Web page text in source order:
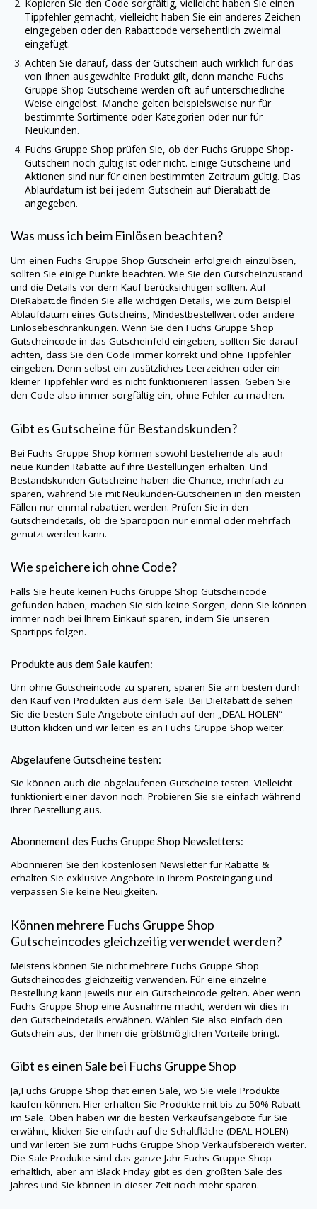
Kopieren Sie den Code sorgfältig, vielleicht haben Sie einen
Tippfehler gemacht, vielleicht haben Sie ein anderes Zeichen
eingegeben oder den Rabattcode versehentlich zweimal
eingefügt.
Achten Sie darauf, dass der Gutschein auch wirklich für das
von Ihnen ausgewählte Produkt gilt, denn manche Fuchs
Gruppe Shop Gutscheine werden oft auf unterschiedliche
Weise eingelöst. Manche gelten beispielsweise nur für
bestimmte Sortimente oder Kategorien oder nur für
Neukunden.
Fuchs Gruppe Shop prüfen Sie, ob der Fuchs Gruppe Shop-
Gutschein noch gültig ist oder nicht. Einige Gutscheine und
Aktionen sind nur für einen bestimmten Zeitraum gültig. Das
Ablaufdatum ist bei jedem Gutschein aufDierabatt.de
angegeben.
Was muss ich beim Einlösen beachten?
Um einen Fuchs Gruppe Shop Gutschein erfolgreich einzulösen,
sollten Sie einige Punkte beachten. Wie Sie den Gutscheinzustand
und die Details vor dem Kauf berücksichtigen sollten. Auf
DieRabatt.de finden Sie alle wichtigen Details, wie zum Beispiel
Ablaufdatum eines Gutscheins, Mindestbestellwert oder andere
Einlösebeschränkungen. Wenn Sie den Fuchs Gruppe Shop
Gutscheincode in das Gutscheinfeld eingeben, sollten Sie darauf
achten, dass Sie den Code immer korrekt und ohne Tippfehler
eingeben. Denn selbst ein zusätzliches Leerzeichen oder ein
kleiner Tippfehler wird es nicht funktionieren lassen. Geben Sie
den Code also immer sorgfältig ein, ohne Fehler zu machen.
Gibt es Gutscheine für Bestandskunden?
Bei Fuchs Gruppe Shop können sowohl bestehende als auch
neue Kunden Rabatte auf ihre Bestellungen erhalten. Und
Bestandskunden-Gutscheine haben die Chance, mehrfach zu
sparen, während Sie mit Neukunden-Gutscheinen in den meisten
Fällen nur einmal rabattiert werden. Prüfen Sie in den
Gutscheindetails, ob die Sparoption nur einmal oder mehrfach
genutzt werden kann.
Wie speichere ich ohne Code?
Falls Sie heute keinen Fuchs Gruppe Shop Gutscheincode
gefunden haben, machen Sie sich keine Sorgen, denn Sie können
immer noch bei Ihrem Einkauf sparen, indem Sie unseren
Spartipps folgen.
Produkte aus dem Sale kaufen:
Um ohne Gutscheincode zu sparen, sparen Sie am besten durch
den Kauf von Produkten aus dem Sale. Bei DieRabatt.de sehen
Sie die besten Sale-Angebote einfach auf den „DEAL HOLEN“
Button klicken und wir leiten es an Fuchs Gruppe Shop weiter.
Abgelaufene Gutscheine testen:
Sie können auch die abgelaufenen Gutscheine testen. Vielleicht
funktioniert einer davon noch. Probieren Sie sie einfach während
Ihrer Bestellung aus.
Abonnement des Fuchs Gruppe Shop Newsletters:
Abonnieren Sie den kostenlosen Newsletter für Rabatte &
erhalten Sie exklusive Angebote in Ihrem Posteingang und
verpassen Sie keine Neuigkeiten.
Können mehrere Fuchs Gruppe Shop
Gutscheincodes gleichzeitig verwendet werden?
Meistens können Sie nicht mehrere Fuchs Gruppe Shop
Gutscheincodes gleichzeitig verwenden. Für eine einzelne
Bestellung kann jeweils nur ein Gutscheincode gelten. Aber wenn
Fuchs Gruppe Shop eine Ausnahme macht, werden wir dies in
den Gutscheindetails erwähnen. Wählen Sie also einfach den
Gutschein aus, der Ihnen die größtmöglichen Vorteile bringt.
Gibt es einen Sale bei Fuchs Gruppe Shop
Ja,Fuchs Gruppe Shopthat einen Sale, wo Sie viele Produkte
kaufen können. Hier erhalten Sie Produkte mit bis zu 50% Rabatt
im Sale. Oben haben wir die besten Verkaufsangebote für Sie
erwähnt, klicken Sie einfach auf die Schaltfläche (DEAL HOLEN)
und wir leiten Sie zum Fuchs Gruppe Shop Verkaufsbereich weiter.
Die Sale-Produkte sind das ganze Jahr Fuchs Gruppe Shop
erhältlich, aber am Black Friday gibt es den größten Sale des
Jahres und Sie können in dieser Zeit noch mehr sparen.